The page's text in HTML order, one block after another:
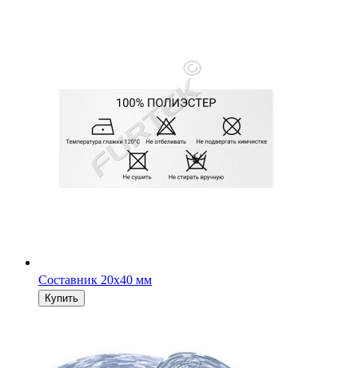
Составник 20х40 мм